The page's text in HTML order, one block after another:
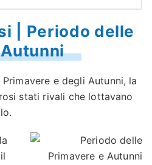
| Periodo delle
e degli Autunni, la
stati rivali che lottavano